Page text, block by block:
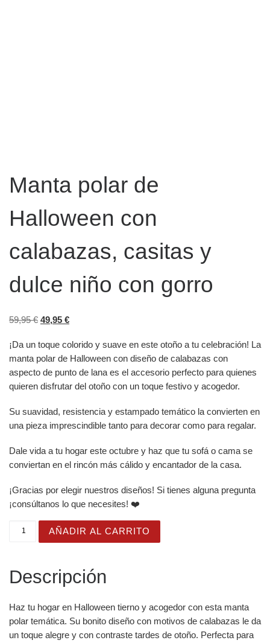
Manta polar de
Halloween con
calabazas, casitas y
dulce niño con gorro
59,95€ El precio original era: 59,95 €.
49,95 €El precio actual es: 49,95 €.
¡Da un toque colorido y suave en este otoño a tu celebración! La
manta polar de Halloween con diseño de calabazas con
aspecto de punto de lana es el accesorio perfecto para quienes
quieren disfrutar del otoño con un toque festivo y acogedor.
Su suavidad, resistencia y estampado temático la convierten en
una pieza imprescindible tanto para decorar como para regalar.
Dale vida a tu hogar este octubre y haz que tu sofá o cama se
conviertan en el rincón más cálido y encantador de la casa.
¡Gracias por elegir nuestros diseños! Si tienes alguna pregunta
¡consúltanos lo que necesites! ❤️
Manta polar de Halloween con calabazas, casitas y
AÑADIR AL CARRITO
Descripción
Haz tu hogar en Halloween tierno y acogedor con esta manta
polar temática. Su bonito diseño con motivos de calabazas le da
un toque alegre y con contraste tardes de otoño. Perfecta para